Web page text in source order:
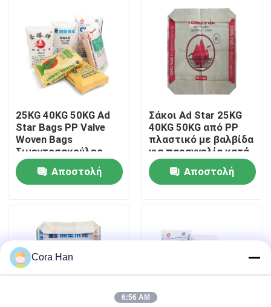
Περίπου εμείς
Γύρος εργοστασίων
Ποιοτικός έλεγχος
Μας ελάτε σε επαφή με
Ειδήσεις
Ζητήστε ένα απόσπασμα
Συσκευάζοντας τσάντες τσιμέντου
Τσάντες τσιμέντου PP
25KG 40KG 50KG Ad
Star Bags PP Valve
Woven Bags
Σιμεντοσακούλες
Σιμεντοσακούλες για
τη Χημική Βιομηχανία
Αποστολή
Σάκοι Ad Star 25KG
40KG 50KG από PP
πλαστικό με βαλβίδα
για παραγγελία κατά
παραγγελία και
σφράγιση με λαβή
θερμοσυγκόλλησης
Αποστολή
Cora Han
6:56 AM